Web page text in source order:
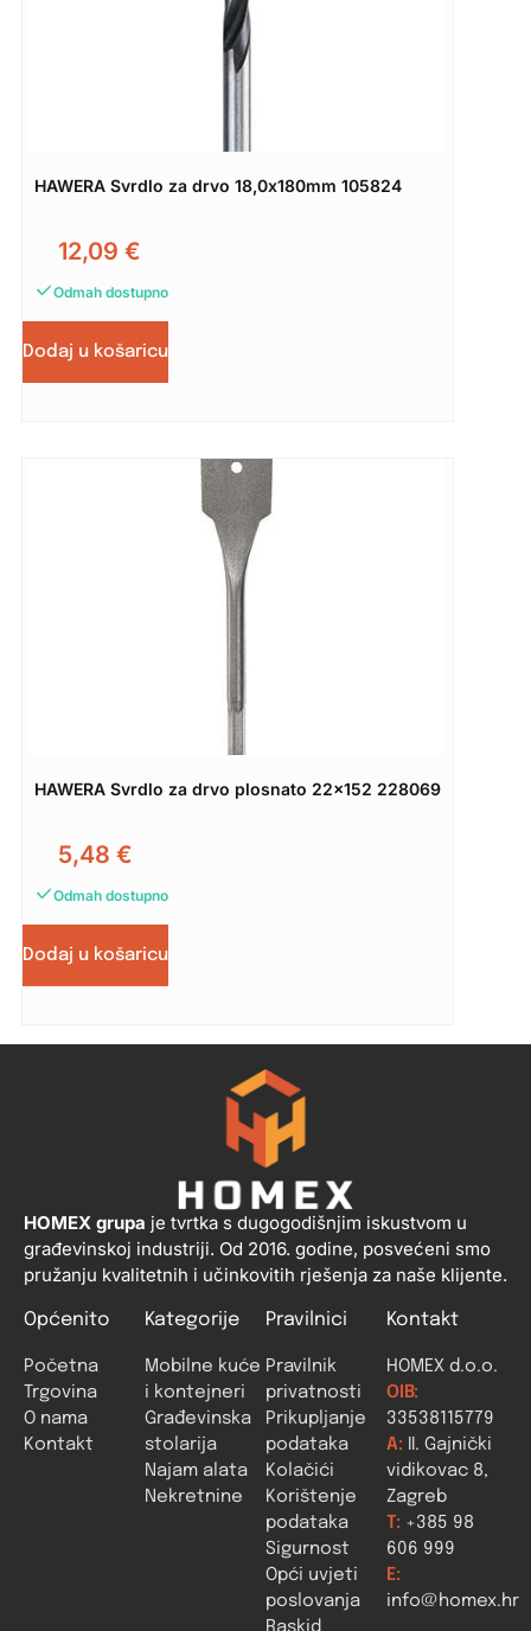
HAWERA Svrdlo za drvo 18,0x180mm 105824
12,09 €
Odmah dostupno
Dodaj u košaricu
HAWERA Svrdlo za drvo plosnato 22×152 228069
5,48 €
Odmah dostupno
Dodaj u košaricu
HOMEX grupa je tvrtka s dugogodišnjim iskustvom u
građevinskoj industriji. Od 2016. godine, posvećeni smo
pružanju kvalitetnih i učinkovitih rješenja za naše klijente.
Općenito
Početna
Trgovina
O nama
Kontakt
Kategorije
Mobilne kuće
i kontejneri
Građevinska
stolarija
Najam alata
Nekretnine
Pravilnici
Pravilnik
privatnosti
Prikupljanje
podataka
Kolačići
Korištenje
podataka
Sigurnost
Opći uvjeti
poslovanja
Raskid
Kontakt
HOMEX d.o.o.
OIB:
33538115779
A: II. Gajnički
vidikovac 8,
Zagreb
T: +385 98
606 999
E:
info@homex.hr